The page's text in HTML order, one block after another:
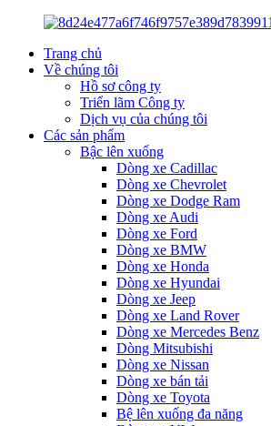
Trang chủ
Về chúng tôi
Hồ sơ công ty
Triển lãm Công ty
Dịch vụ của chúng tôi
Các sản phẩm
Bậc lên xuống
Dòng xe Cadillac
Dòng xe Chevrolet
Dòng xe Dodge Ram
Dòng xe Audi
Dòng xe Ford
Dòng xe BMW
Dòng xe Honda
Dòng xe Hyundai
Dòng xe Jeep
Dòng xe Land Rover
Dòng xe Mercedes Benz
Dòng Mitsubishi
Dòng xe Nissan
Dòng xe bán tải
Dòng xe Toyota
Bệ lên xuống đa năng